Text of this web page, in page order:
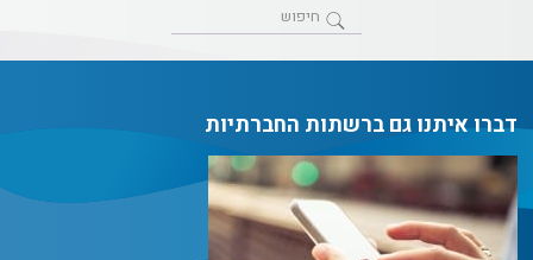
דברו איתנו גם ברשתות החברתיות